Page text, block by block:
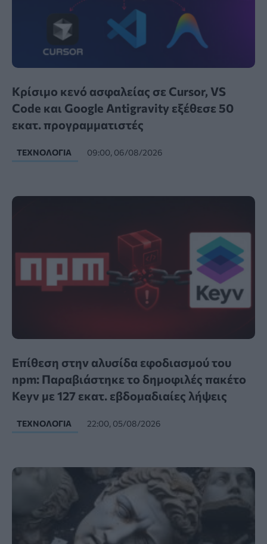
Κρίσιμο κενό ασφαλείας σε Cursor, VS
Code και Google Antigravity εξέθεσε 50
εκατ. προγραμματιστές
ΤΕΧΝΟΛΟΓΊΑ 09:00, 06/08/2026
Επίθεση στην αλυσίδα εφοδιασμού του
npm: Παραβιάστηκε το δημοφιλές πακέτο
Keyv με 127 εκατ. εβδομαδιαίες λήψεις
ΤΕΧΝΟΛΟΓΊΑ 22:00, 05/08/2026